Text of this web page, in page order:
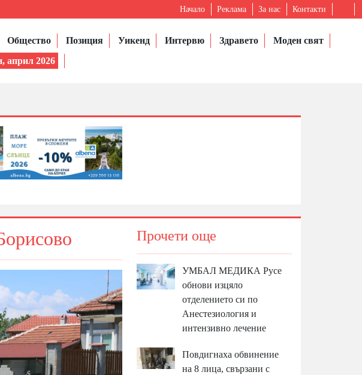
Начало Реклама За нас Контакти
Общество Позиция Уикенд Интервю Здравето
Моден свят
април 2026
Прочети още
УМБАЛ МЕДИКА Русе
обнови изцяло
отделението си по
Анестезиология и
интензивно лечение
Повдигнаха обвинение
на 8 лица, свързани с